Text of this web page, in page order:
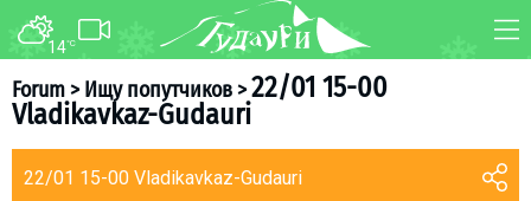
14°C
Forum>Ищу попутчиков>22/01 15-00
Vladikavkaz-Gudauri
22/01 15-00 Vladikavkaz-Gudauri
FORUM MAP
About ski resort
Piste map